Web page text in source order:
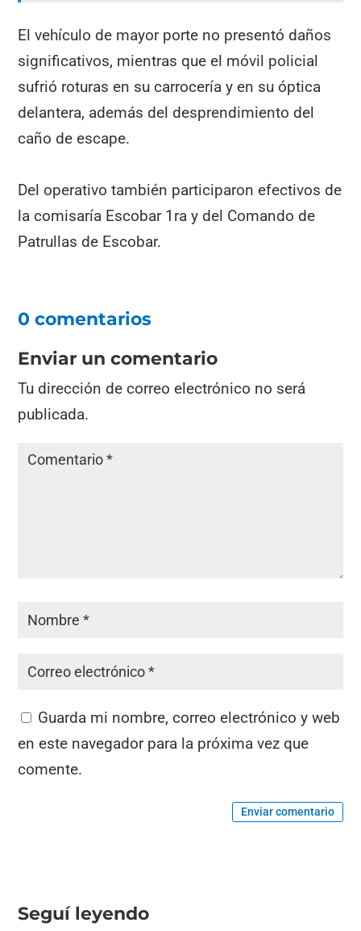
El vehículo de mayor porte no presentó daños
significativos, mientras que el móvil policial
sufrió roturas en su carrocería y en su óptica
delantera, además del desprendimiento del
caño de escape.
Del operativo también participaron efectivos de
la comisaría Escobar 1ra y del Comando de
Patrullas de Escobar.
0 comentarios
Enviar un comentario
Tu dirección de correo electrónico no será
publicada.
Guarda mi nombre, correo electrónico y web
en este navegador para la próxima vez que
comente.
Enviar comentario
Seguí leyendo